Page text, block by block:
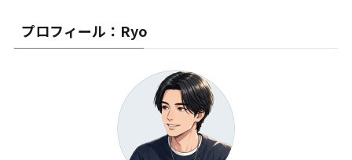
プロフィール：Ryo